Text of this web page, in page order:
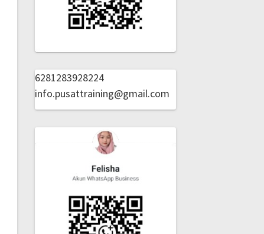
6281283928224
info.pusattraining@gmail.com